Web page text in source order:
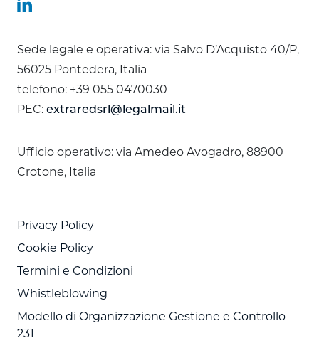
Sede legale e operativa: via Salvo D’Acquisto 40/P,
56025 Pontedera, Italia
telefono: +39 055 0470030
PEC: extraredsrl@legalmail.it
Ufficio operativo: via Amedeo Avogadro, 88900
Crotone, Italia
Privacy Policy
Cookie Policy
Termini e Condizioni
Whistleblowing
Modello di Organizzazione Gestione e Controllo
231